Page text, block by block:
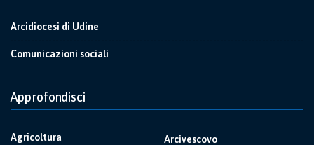
Arcidiocesi di Udine
Comunicazioni sociali
Approfondisci
Agricoltura Arcivescovo